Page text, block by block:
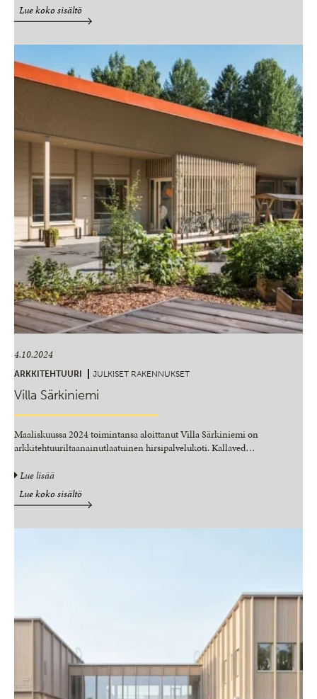
Lue koko sisältö
4.10.2024
ARKKITEHTUURI JULKISET RAKENNUKSET
Villa Särkiniemi
Maaliskuussa 2024 toimintansa aloittanut Villa Särkiniemi on
arkkitehtuuriltaanainutlaatuinen hirsipalvelukoti. Kallaved…
Lue lisää
Lue koko sisältö